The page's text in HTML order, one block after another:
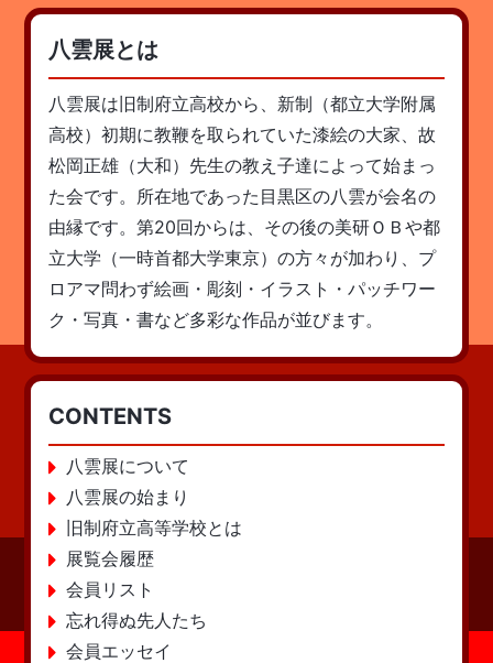
八雲展とは
八雲展は旧制府立高校から、新制（都立大学附属
高校）初期に教鞭を取られていた漆絵の大家、故
松岡正雄（大和）先生の教え子達によって始まっ
た会です。所在地であった目黒区の八雲が会名の
由縁です。第20回からは、その後の美研ＯＢや都
立大学（一時首都大学東京）の方々が加わり、プ
ロアマ問わず絵画・彫刻・イラスト・パッチワー
ク・写真・書など多彩な作品が並びます。
CONTENTS
八雲展について
八雲展の始まり
旧制府立高等学校とは
展覧会履歴
会員リスト
忘れ得ぬ先人たち
会員エッセイ